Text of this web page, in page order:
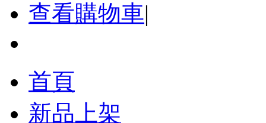
查看購物車|
首頁
新品上架